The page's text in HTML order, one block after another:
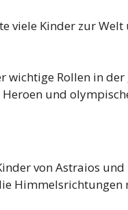
viele Kinder zur
wichtige Rollen in
und
von Astraios und